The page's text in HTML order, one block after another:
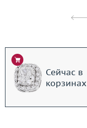
Сейчас в
корзинах